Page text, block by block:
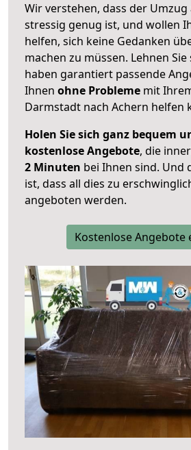
Wir verstehen, dass der Umzug
stressig genug ist, und wollen
helfen, sich keine Gedanken
machen zu müssen. Lehnen
haben garantiert passende
Ihnen ohne Probleme mit
Darmstadt nach Achern helfen
Holen Sie sich ganz bequem
kostenlose Angebote, die
2 Minuten bei Ihnen sind. Und
ist, dass all dies zu
angeboten werden.
Kostenlose Angebote